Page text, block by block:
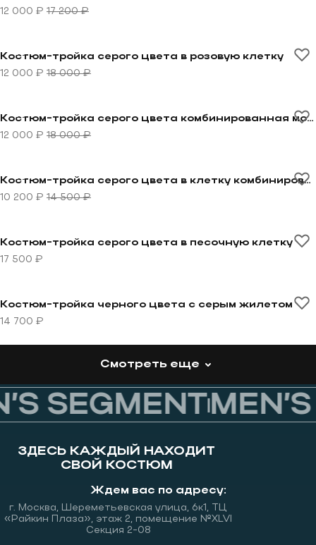
12 000 ₽ 17 200 ₽
Перейти к товару Костюм-тройка серого цвета в
-33%
Костюм-тройка серого цвета в розовую клетку
12 000 ₽ 18 000 ₽
Перейти к товару Костюм-тройка серого цвета
-33%
Костюм-тройка серого цвета комбинированная модель
12 000 ₽ 18 000 ₽
Перейти к товару Костюм-тройка серого цвета в
-30%
Костюм-тройка серого цвета в клетку комбинированная модель
10 200 ₽ 14 500 ₽
Перейти к товару Костюм-тройка серого цвета в
Костюм-тройка серого цвета в песочную клетку
17 500 ₽
Перейти к товару Костюм-тройка черного цвета с
Костюм-тройка черного цвета с серым жилетом
14 700 ₽
Смотреть еще
SEGMENTMEN’S
ЗДЕСЬ КАЖДЫЙ НАХОДИТ
СВОЙ КОСТЮМ
Ждем вас по адресу:
г. Москва, Шереметьевская улица, 6к1, ТЦ
«Райкин Плаза», этаж 2, помещение №XLVI
Секция 2-08